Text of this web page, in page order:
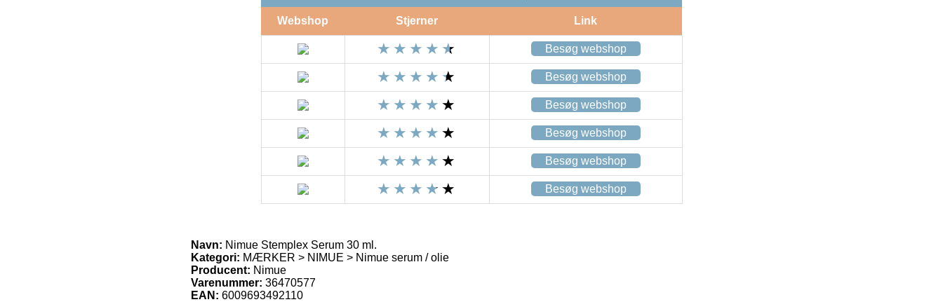
Webshop Stjerner Link
Besøg webshop
Besøg webshop
Besøg webshop
Besøg webshop
Besøg webshop
Besøg webshop
Navn: Nimue Stemplex Serum 30 ml.
Kategori: MÆRKER > NIMUE > Nimue serum / olie
Producent: Nimue
Varenummer: 36470577
EAN: 6009693492110